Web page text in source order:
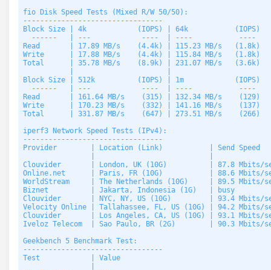
fio Disk Speed Tests (Mixed R/W 50/50):
---------------------------------
Block Size | 4k            (IOPS) | 64k           (IOPS)
  ------   | ---            ----  | ----           ----
Read       | 17.89 MB/s    (4.4k) | 115.23 MB/s   (1.8k)
Write      | 17.88 MB/s    (4.4k) | 115.84 MB/s   (1.8k)
Total      | 35.78 MB/s    (8.9k) | 231.07 MB/s   (3.6k)
Block Size | 512k          (IOPS) | 1m            (IOPS)
  ------   | ---            ----  | ----           ----
Read       | 161.64 MB/s    (315) | 132.34 MB/s    (129)
Write      | 170.23 MB/s    (332) | 141.16 MB/s    (137)
Total      | 331.87 MB/s    (647) | 273.51 MB/s    (266)
iperf3 Network Speed Tests (IPv4):
---------------------------------
Provider        | Location (Link)           | Send
Clouvider       | London, UK (10G)          | 87.8 Mbits/
Online.net      | Paris, FR (10G)           | 88.6 Mbits/
WorldStream     | The Netherlands (10G)     | 89.5
Biznet          | Jakarta, Indonesia (1G)   |
Clouvider       | NYC, NY, US (10G)         | 93.4 Mbits/
Velocity Online | Tallahassee, FL, US (10G) | 94.2
Clouvider       | Los Angeles, CA, US (10G) | 93.1 Mbits/
Iveloz Telecom  | Sao Paulo, BR (2G)        | 90.3 Mbits/
Geekbench 5 Benchmark Test:
---------------------------------
Test            | Value